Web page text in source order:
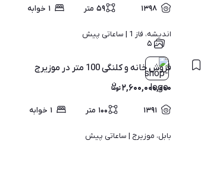
۱۳۹۸ ۵۹ متر ۱ خوابه
اندیشه، فاز 1 |
ساعاتی پیش
۵
فروش خانه و کلنگی 100 متر در موزیرج
۲,۶۰۰,۰۰۰,۰۰۰
۱۳۹۱ ۱۰۰ متر ۱ خوابه
بابل، موزیرج | ساعاتی پیش